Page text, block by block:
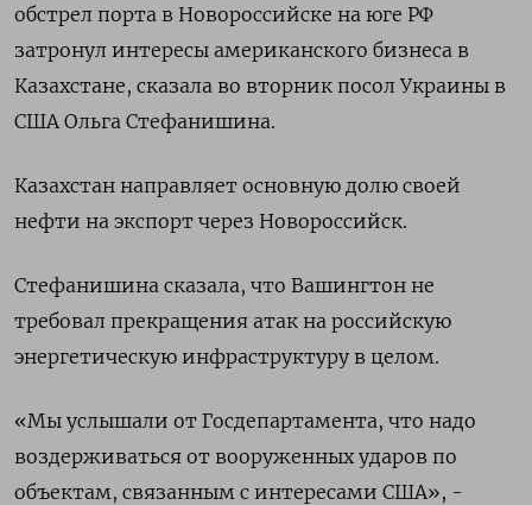
обстрел порта в Новороссийске на юге РФ
затронул ​интересы ​американского ​бизнеса в
Казахстане, сказала ⁠во вторник ‌посол Украины в
‌США Ольга Стефанишина.
Казахстан направляет основную долю своей
нефти ​на экспорт через Новороссийск.
Стефанишина ‌сказала, что Вашингтон не
требовал ​прекращения атак на российскую
энергетическую инфраструктуру ‌в целом.
«Мы услышали от Госдепартамента, что надо
воздерживаться от вооруженных ​ударов по ​
объектам, ‌связанным с интересами США», -